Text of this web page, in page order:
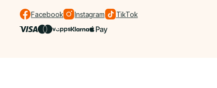
Facebook Instagram TikTok